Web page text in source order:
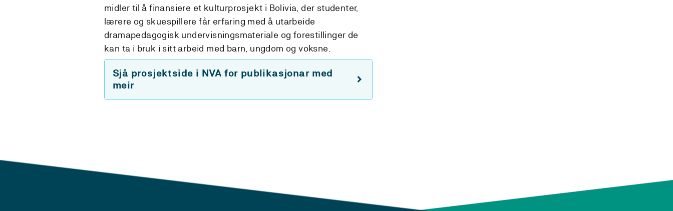
midler til å finansiere et kulturprosjekt i Bolivia, der studenter,
lærere og skuespillere får erfaring med å utarbeide
dramapedagogisk undervisningsmateriale og forestillinger de
kan ta i bruk i sitt arbeid med barn, ungdom og voksne.
Sjå prosjektside i NVA for publikasjonar med
meir